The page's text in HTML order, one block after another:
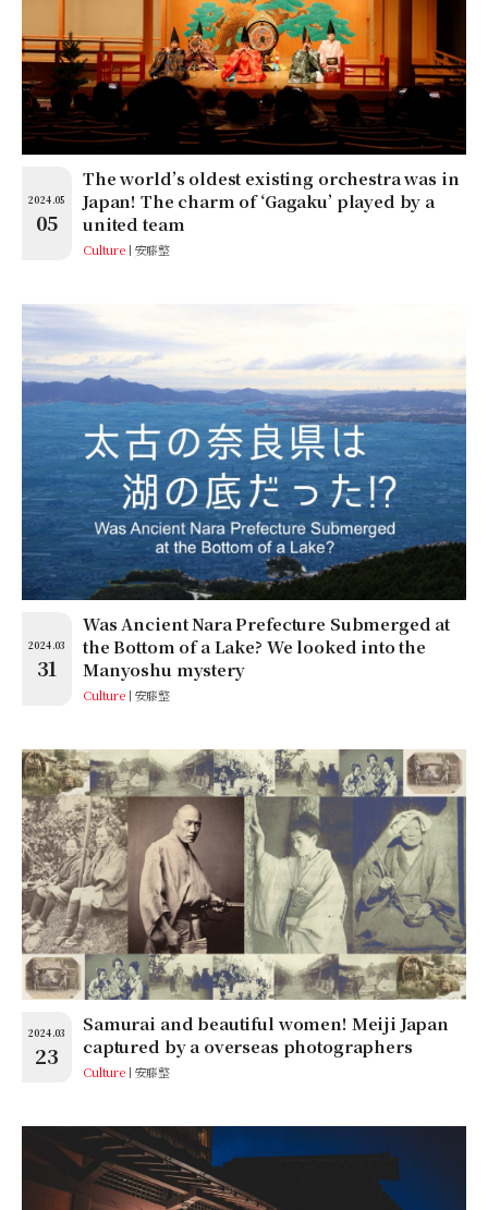
2024.05
05
The world’s oldest existing orchestra was in
Japan! The charm of ‘Gagaku’ played by a
united team
Culture 安藤整
2024.03
31
Was Ancient Nara Prefecture Submerged at
the Bottom of a Lake? We looked into the
Manyoshu mystery
Culture 安藤整
2024.03
23
Samurai and beautiful women! Meiji Japan
captured by a overseas photographers
Culture 安藤整